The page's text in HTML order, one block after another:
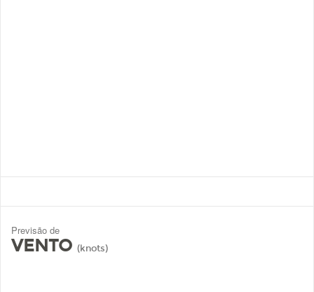
Previsão de
VENTO (knots)